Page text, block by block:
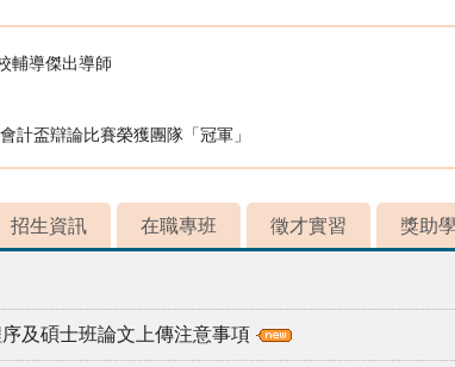
輔導傑出導師
計盃辯論比賽榮獲團隊「冠軍」
招生資訊 在職專班 徵才實習 獎助
及碩士班論文上傳注意事項